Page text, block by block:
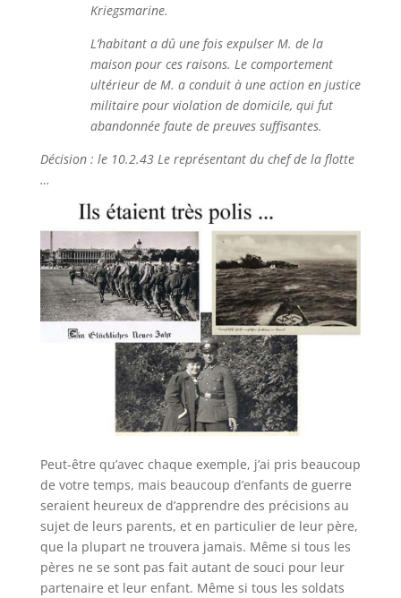
Kriegsmarine.
L’habitant a dû une fois expulser M. de la
maison pour ces raisons. Le comportement
ultérieur de M. a conduit à une action en justice
militaire pour violation de domicile, qui fut
abandonnée faute de preuves suffisantes.
Décision : le 10.2.43 Le représentant du chef de la flotte
…
Peut-être qu’avec chaque exemple, j’ai pris beaucoup
de votre temps, mais beaucoup d’enfants de guerre
seraient heureux de d’apprendre des précisions au
sujet de leurs parents, et en particulier de leur père,
que la plupart ne trouvera jamais. Même si tous les
pères ne se sont pas fait autant de souci pour leur
partenaire et leur enfant. Même si tous les soldats